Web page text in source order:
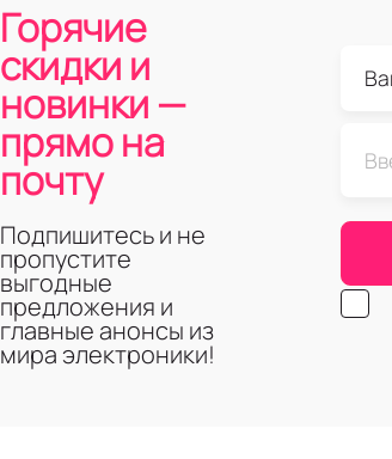
Горячие
скидки и
новинки —
прямо на
почту
Подпишитесь и не
пропустите
выгодные
предложения и
главные анонсы из
мира электроники!